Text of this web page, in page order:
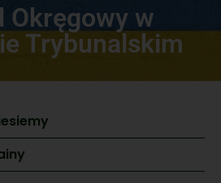
Okręgowy w
Trybunalskim